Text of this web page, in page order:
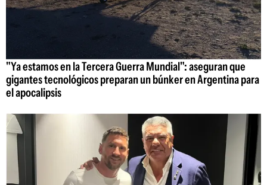
"Ya estamos en la Tercera Guerra Mundial": aseguran que
gigantes tecnológicos preparan un búnker en Argentina para
el apocalipsis